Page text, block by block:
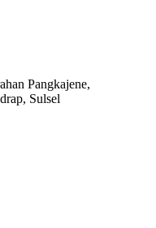
Pangkajene,
Sulsel